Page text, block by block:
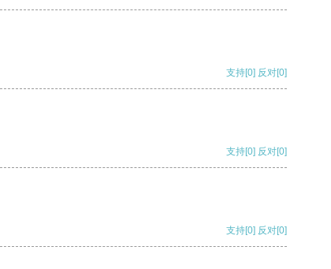
支持[0] 反对[0]
支持[0] 反对[0]
支持[0] 反对[0]